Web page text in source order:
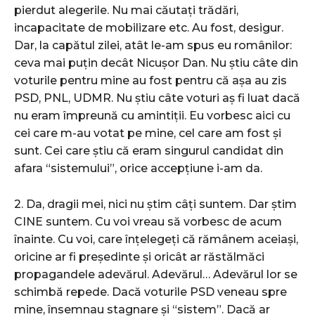
pierdut alegerile. Nu mai căutați trădări,
incapacitate de mobilizare etc. Au fost, desigur.
Dar, la capătul zilei, atât le-am spus eu românilor:
ceva mai puțin decât Nicușor Dan. Nu știu câte din
voturile pentru mine au fost pentru că așa au zis
PSD, PNL, UDMR. Nu știu câte voturi aș fi luat dacă
nu eram împreună cu amintiții. Eu vorbesc aici cu
cei care m-au votat pe mine, cel care am fost și
sunt. Cei care știu că eram singurul candidat din
afara “sistemului”, orice accepțiune i-am da.
2. Da, dragii mei, nici nu știm câți suntem. Dar știm
CINE suntem. Cu voi vreau să vorbesc de acum
înainte. Cu voi, care înțelegeți că rămânem aceiași,
oricine ar fi președinte și oricât ar răstălmăci
propagandele adevărul. Adevărul… Adevărul lor se
schimbă repede. Dacă voturile PSD veneau spre
mine, însemnau stagnare și “sistem”. Dacă ar